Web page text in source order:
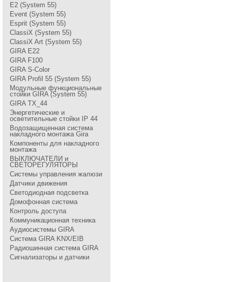
E2 (System 55)
Event (System 55)
Esprit (System 55)
ClassiX (System 55)
ClassiX Art (System 55)
GIRA Е22
GIRA F100
GIRA S-Color
GIRA Profil 55 (System 55)
Модульные функциональные
стойки GIRA (System 55)
GIRA TX_44
Энергетические и
осветительные стойки IP 44
Водозащищенная система
накладного монтажа Gira
Компоненты для накладного
монтажа
ВЫКЛЮЧАТЕЛИ и
СВЕТОРЕГУЛЯТОРЫ
Системы управления жалюзи
Датчики движения
Светодиодная подсветка
Домофонная система
Контроль доступа
Коммуникационная техника
Аудиосистемы GIRA
Система GIRA KNX/EIB
Радиошинная система GIRA
Сигнализаторы и датчики